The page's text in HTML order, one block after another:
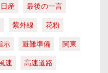
日産
最後の一言
紫外線
花粉
示 避難準備
関東
速 高速道路